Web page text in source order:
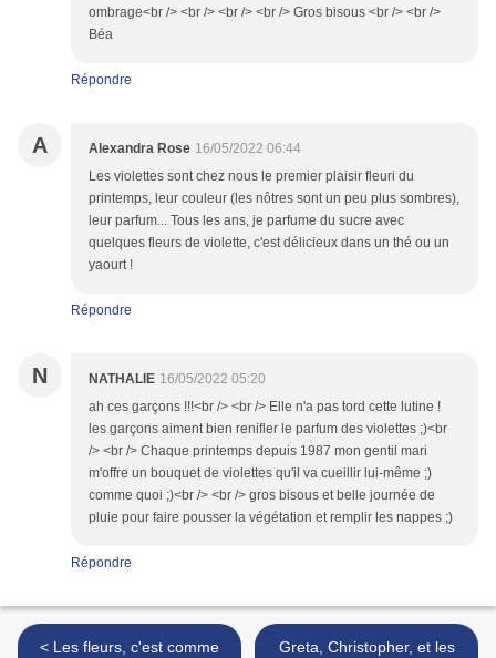
ombrage<br /> <br /> <br /> <br /> Gros bisous <br /> <br />
Béa
Répondre
A Alexandra Rose 16/05/2022 06:44
Les violettes sont chez nous le premier plaisir fleuri du
printemps, leur couleur (les nôtres sont un peu plus sombres),
leur parfum... Tous les ans, je parfume du sucre avec
quelques fleurs de violette, c'est délicieux dans un thé ou un
yaourt !
Répondre
N NATHALIE 16/05/2022 05:20
ah ces garçons !!!<br /> <br /> Elle n'a pas tord cette lutine !
les garçons aiment bien renifler le parfum des violettes ;)<br
/> <br /> Chaque printemps depuis 1987 mon gentil mari
m'offre un bouquet de violettes qu'il va cueillir lui-même ;)
comme quoi ;)<br /> <br /> gros bisous et belle journée de
pluie pour faire pousser la végétation et remplir les nappes ;)
Répondre
< Les fleurs, c'est comme
Greta, Christopher, et les